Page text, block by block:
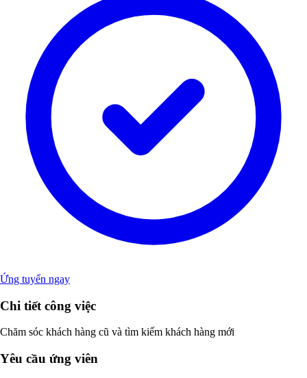
Ứng tuyển ngay
Chi tiết công việc
Chăm sóc khách hàng cũ và tìm kiếm khách hàng mới
Yêu cầu ứng viên